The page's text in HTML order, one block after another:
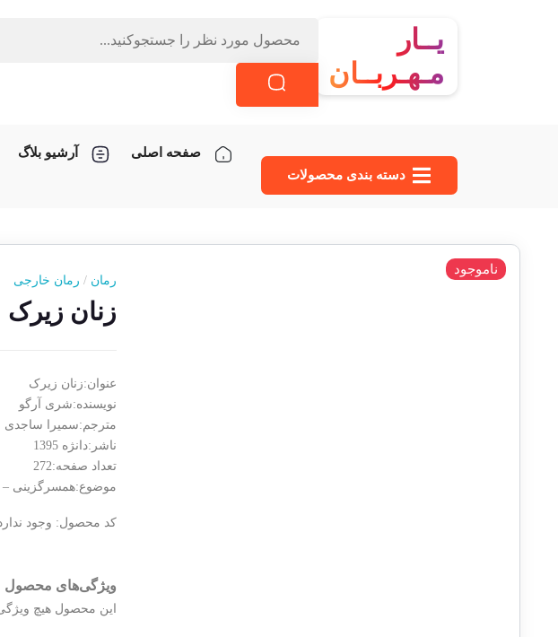
یــار
مـهـربــان
دسته‌ بندی محصولات
صفحه اصلی آرشیو بلاگ
رمان / رمان خارجی
زنان زیرک
عنوان:زنان زیرک
نویسنده:شری آرگو
مترجم:سمیرا ساجدی
ناشر:دانژه 1395
تعداد صفحه:272
موضوع:همسرگزینی –
کد محصول: وجود
ویژگی‌های محصول
این محصول هیچ
ناموجود